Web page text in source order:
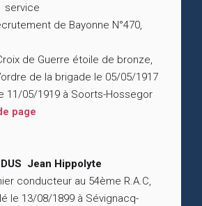
service
de Bayonne N°470,
de Guerre étoile de bronze,
de la brigade le 05/05/1917
11/05/1919 à Soorts-Hossegor
page
Jean Hippolyte
conducteur au 54ème R.A.C,
le 13/08/1899 à Sévignacq-